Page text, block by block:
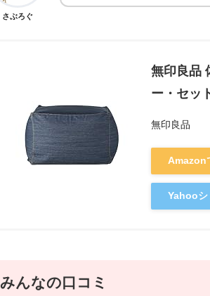
さぶろぐ
無印良品
ー・セッ
無印良品
Amazon
Yahooシ
みんなの口コミ